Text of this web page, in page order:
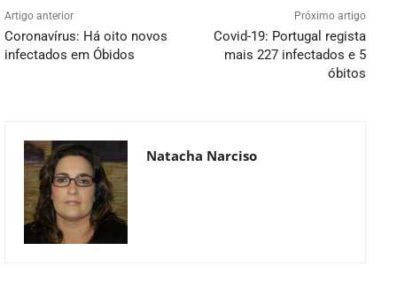
Artigo anterior
Coronavírus: Há oito novos
infectados em Óbidos
Próximo artigo
Covid-19: Portugal regista
mais 227 infectados e 5
óbitos
Natacha Narciso